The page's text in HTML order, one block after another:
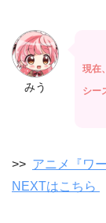
みう
現在
シー
>> アニメ『ワ
NEXTはこちら